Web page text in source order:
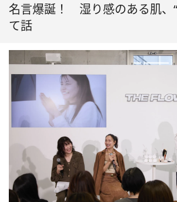
名言爆誕！ 湿り感のある肌、
て話